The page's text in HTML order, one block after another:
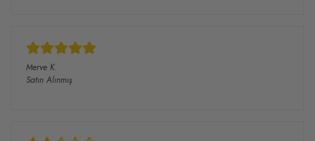
Merve K.
Satın Alınmış